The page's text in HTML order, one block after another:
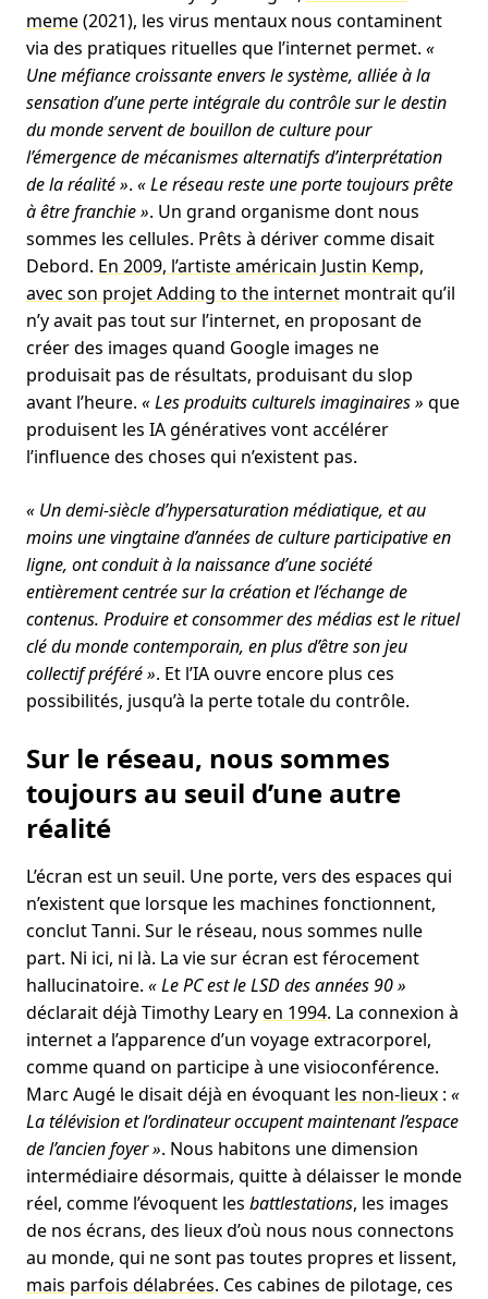
meme(2021), les virus mentaux nous contaminent
via des pratiques rituelles que l’internet permet. «
Une méfiance croissante envers le système, alliée à la
sensation d’une perte intégrale du contrôle sur le destin
du monde servent de bouillon de culture pour
l’émergence de mécanismes alternatifs d’interprétation
de la réalité ». « Le réseau reste une porte toujours prête
à être franchie ». Un grand organisme dont nous
sommes les cellules. Prêts à dériver comme disait
Debord. En 2009, l’artiste américain Justin Kemp,
avec son projet Adding to the internet montrait qu’il
n’y avait pas tout sur l’internet, en proposant de
créer des images quand Google images ne
produisait pas de résultats, produisant du slop
avant l’heure. « Les produits culturels imaginaires » que
produisent les IA génératives vont accélérer
l’influence des choses qui n’existent pas.
« Un demi-siècle d’hypersaturation médiatique, et au
moins une vingtaine d’années de culture participative en
ligne, ont conduit à la naissance d’une société
entièrement centrée sur la création et l’échange de
contenus. Produire et consommer des médias est le rituel
clé du monde contemporain, en plus d’être son jeu
collectif préféré ». Et l’IA ouvre encore plus ces
possibilités, jusqu’à la perte totale du contrôle.
Sur le réseau, nous sommes
toujours au seuil d’une autre
réalité
L’écran est un seuil. Une porte, vers des espaces qui
n’existent que lorsque les machines fonctionnent,
conclut Tanni. Sur le réseau, nous sommes nulle
part. Ni ici, ni là. La vie sur écran est férocement
hallucinatoire. « Le PC est le LSD des années 90 »
déclarait déjà Timothy Learyen 1994. La connexion à
internet a l’apparence d’un voyage extracorporel,
comme quand on participe à une visioconférence.
Marc Augé le disait déjà en évoquant les non-lieux : «
La télévision et l’ordinateur occupent maintenant l’espace
de l’ancien foyer ». Nous habitons une dimension
intermédiaire désormais, quitte à délaisser le monde
réel, comme l’évoquent les battlestations, les images
de nos écrans, des lieux d’où nous nous connectons
au monde, qui ne sont pas toutes propres et lissent,
mais parfois délabrées. Ces cabines de pilotage, ces